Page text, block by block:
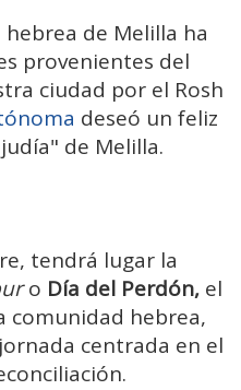
de Melilla ha
provenientes del
ciudad por el Rosh
deseó un feliz
de Melilla.
tendrá lugar la
o Día del Perdón, el
comunidad hebrea,
centrada en el